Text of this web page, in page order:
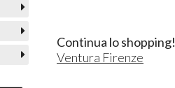
Continua lo shopping!
Ventura Firenze